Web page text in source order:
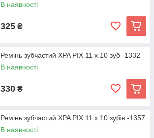
В наявності
325 ₴
Ремінь зубчастий XPA PIX 11 х 10 зуб -1332
В наявності
330 ₴
Ремінь зубчастий XPA PIX 11 х 10 зубів -1357
В наявності